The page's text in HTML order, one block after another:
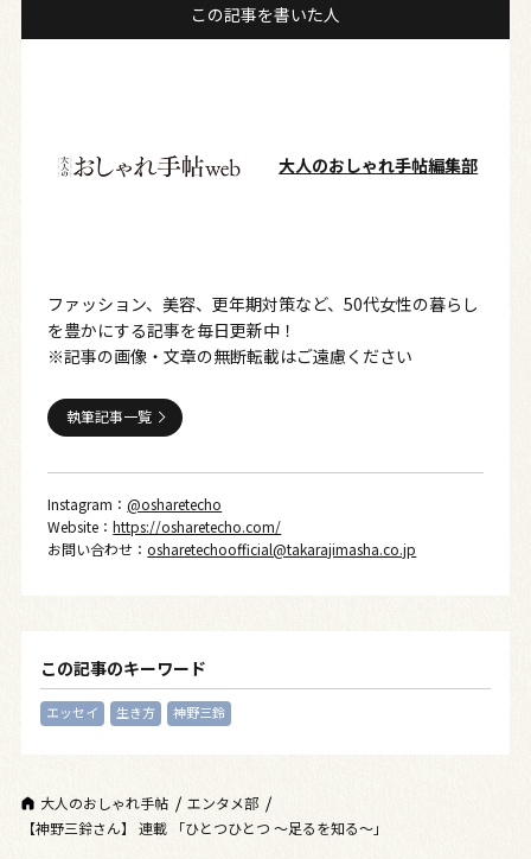
この記事を書いた人
大人のおしゃれ手帖編集部
ファッション、美容、更年期対策など、50代女性の暮らし
を豊かにする記事を毎日更新中！
※記事の画像・文章の無断転載はご遠慮ください
執筆記事一覧
Instagram：@osharetecho
Website：https://osharetecho.com/
お問い合わせ：osharetechoofficial@takarajimasha.co.jp
この記事のキーワード
エッセイ 生き方 神野三鈴
大人のおしゃれ手帖
エンタメ部
【神野三鈴さん】 連載 「ひとつひとつ 〜足るを知る〜」